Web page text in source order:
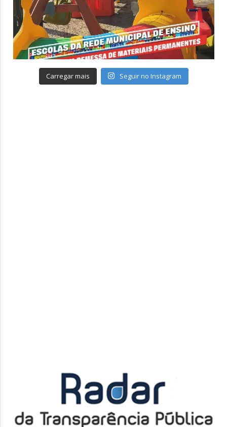
Carregar mais Seguir no Instagram